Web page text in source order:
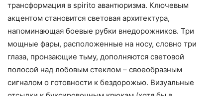
трансформация в spirito авантюризма. Ключевым
акцентом становится световая архитектура,
напоминающая боевые рубки внедорожников. Три
мощные фары, расположенные на носу, словно три
глаза, пронзающие тьму, дополняются световой
полосой над лобовым стеклом – своеобразным
сигналом о готовности к бездорожью. Визуальные